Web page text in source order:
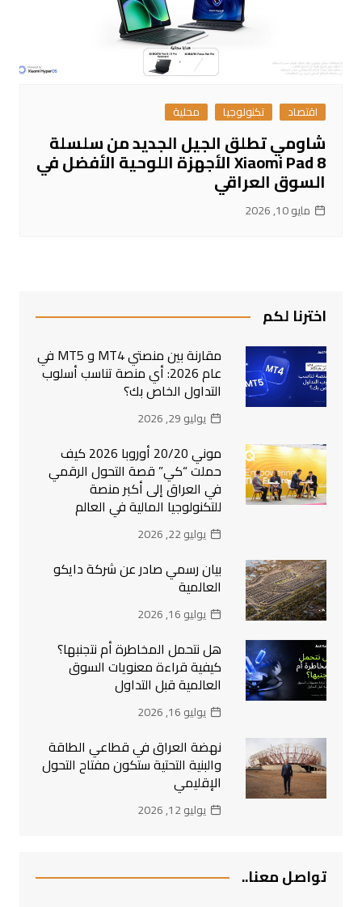
اقتصاد تكنولوجيا محلية
شاومي تطلق الجيل الجديد من سلسلة
Xiaomi Pad 8 الأجهزة اللوحية الأفضل في
السوق العراقي
مايو 10, 2026
اخترنا لكم
مقارنة بين منصتي MT4 و MT5 في
عام 2026: أي منصة تناسب أسلوب
التداول الخاص بك؟
يوليو 29, 2026
موني 20/20 أوروبا 2026 كيف
حملت “كي” قصة التحول الرقمي
في العراق إلى أكبر منصة
للتكنولوجيا المالية في العالم
يوليو 22, 2026
بيان رسمي صادر عن شركة دايكو
العالمية
يوليو 16, 2026
هل نتحمل المخاطرة أم نتجنبها؟
كيفية قراءة معنويات السوق
العالمية قبل التداول
يوليو 16, 2026
نهضة العراق في قطاعي الطاقة
والبنية التحتية ستكون مفتاح التحول
الإقليمي
يوليو 12, 2026
تواصل معنا..